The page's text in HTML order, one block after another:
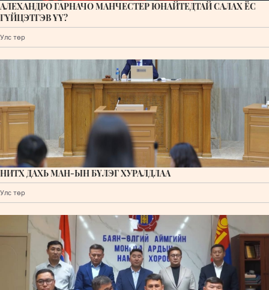
АЛЕХАНДРО ГАРНАЧО МАНЧЕСТЕР ЮНАЙТЕДТАЙ САЛАХ ЁС
ГҮЙЦЭТГЭВ ҮҮ?
Улс төр
НИТХ ДАХЬ МАН-ЫН БҮЛЭГ ХУРАЛДЛАА
Улс төр